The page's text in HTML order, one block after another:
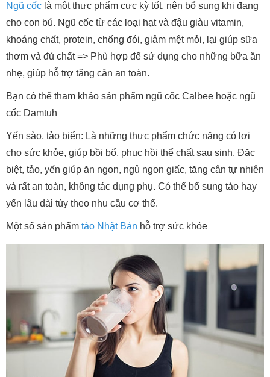
Ngũ cốc là một thực phẩm cực kỳ tốt, nên bổ sung khi đang
cho con bú. Ngũ cốc từ các loại hạt và đậu giàu vitamin,
khoáng chất, protein, chống đói, giảm mệt mỏi, lại giúp sữa
thơm và đủ chất => Phù hợp để sử dụng cho những bữa ăn
nhẹ, giúp hỗ trợ tăng cân an toàn.
Bạn có thể tham khảo sản phẩm ngũ cốc Calbee hoặc ngũ
cốc Damtuh
Yến sào, tảo biển: Là những thực phẩm chức năng có lợi
cho sức khỏe, giúp bồi bổ, phục hồi thể chất sau sinh. Đặc
biệt, tảo, yến giúp ăn ngon, ngủ ngon giấc, tăng cân tự nhiên
và rất an toàn, không tác dụng phụ. Có thể bổ sung tảo hay
yến lâu dài tùy theo nhu cầu cơ thể.
Một số sản phẩm tảo Nhật Bản hỗ trợ sức khỏe